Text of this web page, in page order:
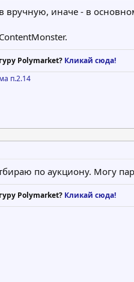
вручную, иначе - в
Polymarket? Кликай сюда!
п.2.14
по аукциону. Могу
Polymarket? Кликай сюда!